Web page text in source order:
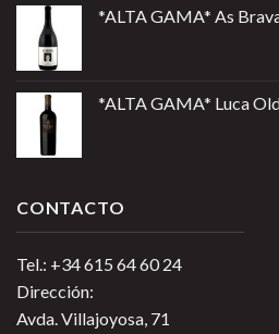
*ALTA GAMA* As
*ALTA GAMA* Luca
CONTACTO
Tel.: +34 615 64 60 24
Dirección:
Avda. Villajoyosa, 71